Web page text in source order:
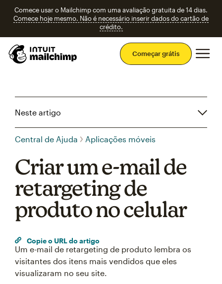
Comece usar o Mailchimp com uma avaliação gratuita de 14 dias.
Comece hoje mesmo. Não é necessário inserir dados do cartão de
crédito.
Começar grátis
Neste artigo
Central de Ajuda Aplicações móveis
Criar um e-mail de
retargeting de
produto no celular
Copie o URL do artigo
Um e-mail de retargeting de produto lembra os
visitantes dos itens mais vendidos que eles
visualizaram no seu site.